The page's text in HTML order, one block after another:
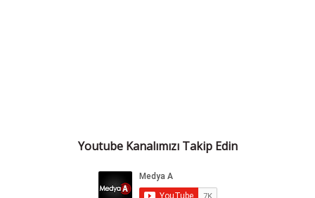
Youtube Kanalımızı Takip Edin